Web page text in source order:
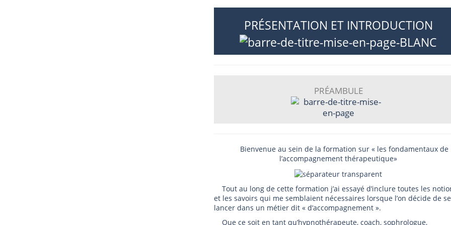
PRÉSENTATION ET INTRODUCTION
PRÉAMBULE
Bienvenue au sein de la formation sur « les fondamentaux de
l’accompagnement thérapeutique»
Tout au long de cette formation j’ai essayé d’inclure toutes les
et les savoirs qui me semblaient nécessaires lorsque l’on décide de se
lancer dans un métier dit « d’accompagnement ».
Que ce soit en tant qu’hypnothérapeute, coach, sophrologue,